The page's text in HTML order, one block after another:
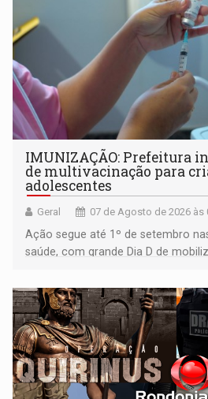
IMUNIZAÇÃO: Prefeitura
de multivacinação para
adolescentes
Geral 07 de Agosto de 2026 às
Ação segue até 1º de setembro
saúde, com grande Dia D de